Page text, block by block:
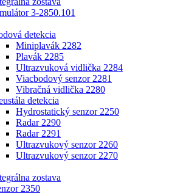
3-2850.101
detekcia
Miniplavák 2282
Plavák 2285
Ultrazvuková vidlička 2284
Viacbodový senzor 2281
Vibračná vidlička 2280
detekcia
Hydrostatický senzor 2250
Radar 2290
Radar 2291
Ultrazvukový senzor 2260
Ultrazvukový senzor 2270
zostava
2350